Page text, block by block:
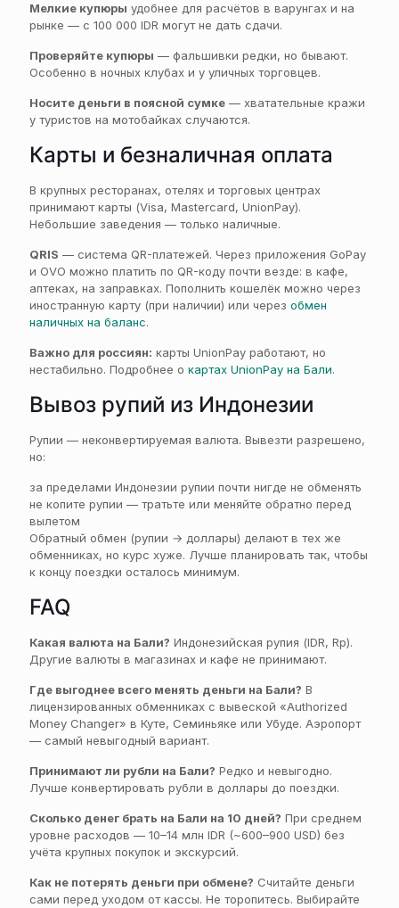
Мелкие купюры удобнее для расчётов в варунгах и на
рынке — с 100 000 IDR могут не дать сдачи.
Проверяйте купюры — фальшивки редки, но бывают.
Особенно в ночных клубах и у уличных торговцев.
Носите деньги в поясной сумке — хватательные кражи
у туристов на мотобайках случаются.
Карты и безналичная оплата
В крупных ресторанах, отелях и торговых центрах
принимают карты (Visa, Mastercard, UnionPay).
Небольшие заведения — только наличные.
QRIS — система QR-платежей. Через приложения GoPay
и OVO можно платить по QR-коду почти везде: в кафе,
аптеках, на заправках. Пополнить кошелёк можно через
иностранную карту (при наличии) или через обмен
наличных на баланс.
Важно для россиян: карты UnionPay работают, но
нестабильно. Подробнее о картах UnionPay на Бали.
Вывоз рупий из Индонезии
Рупии — неконвертируемая валюта. Вывезти разрешено,
но:
за пределами Индонезии рупии почти нигде не обменять
не копите рупии — тратьте или меняйте обратно перед
вылетом
Обратный обмен (рупии → доллары) делают в тех же
обменниках, но курс хуже. Лучше планировать так, чтобы
к концу поездки осталось минимум.
FAQ
Какая валюта на Бали? Индонезийская рупия (IDR, Rp).
Другие валюты в магазинах и кафе не принимают.
Где выгоднее всего менять деньги на Бали? В
лицензированных обменниках с вывеской «Authorized
Money Changer» в Куте, Семиньяке или Убуде. Аэропорт
— самый невыгодный вариант.
Принимают ли рубли на Бали? Редко и невыгодно.
Лучше конвертировать рубли в доллары до поездки.
Сколько денег брать на Бали на 10 дней? При среднем
уровне расходов — 10–14 млн IDR (~600–900 USD) без
учёта крупных покупок и экскурсий.
Как не потерять деньги при обмене? Считайте деньги
сами перед уходом от кассы. Не торопитесь. Выбирайте